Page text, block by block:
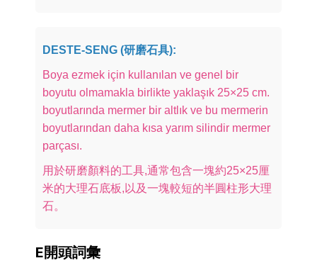
DESTE-SENG (研磨石具):
Boya ezmek için kullanılan ve genel bir
boyutu olmamakla birlikte yaklaşık 25×25 cm.
boyutlarında mermer bir altlık ve bu mermerin
boyutlarından daha kısa yarım silindir mermer
parçası.
用於研磨顏料的工具,通常包含一塊約25×25厘
米的大理石底板,以及一塊較短的半圓柱形大理
石。
E開頭詞彙